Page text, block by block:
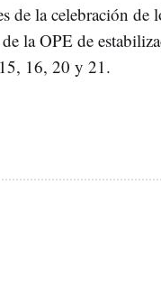
de la celebración de
la OPE de
16, 20 y 21.